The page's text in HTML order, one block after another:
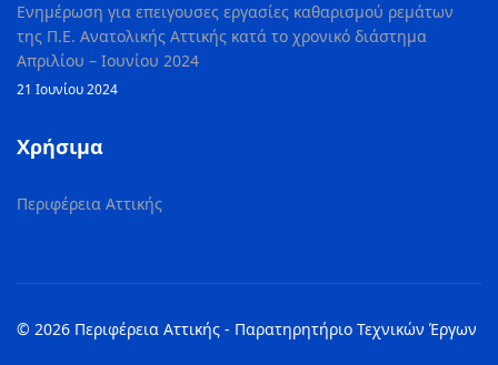
Ενημέρωση για επειγουσες εργασίες καθαρισμού ρεμάτων
της Π.Ε. Ανατολικής Αττικής κατά το χρονικό διάστημα
Απριλίου – Ιουνίου 2024
21 Ιουνίου 2024
Χρήσιμα
Περιφέρεια Αττικής
© 2026 Περιφέρεια Αττικής - Παρατηρητήριο Τεχνικών Έργων